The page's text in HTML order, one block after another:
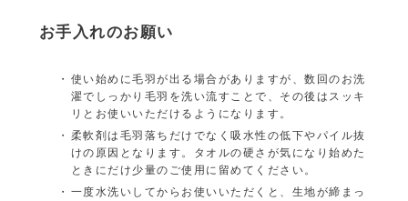
お手入れのお願い
使い始めに毛羽が出る場合がありますが、数回のお洗
濯でしっかり毛羽を洗い流すことで、その後はスッキ
リとお使いいただけるようになります。
柔軟剤は毛羽落ちだけでなく吸水性の低下やパイル抜
けの原因となります。タオルの硬さが気になり始めた
ときにだけ少量のご使用に留めてください。
一度水洗いしてからお使いいただくと、生地が締まっ